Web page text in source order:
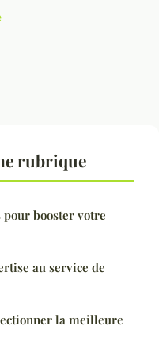
rubrique
booster votre
au service de
la meilleure